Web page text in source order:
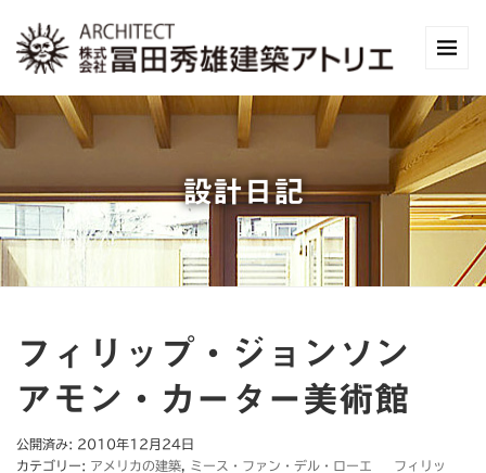
設計日記
フィリップ・ジョンソン
アモン・カーター美術館
公開済み: 2010年12月24日
カテゴリー: アメリカの建築
ミース・ファン・デル・ローエ フィリッ